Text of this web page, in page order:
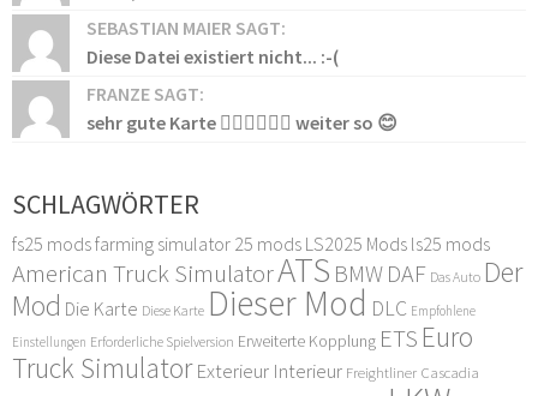
SEBASTIAN MAIER SAGT:
Diese Datei existiert nicht... :-(
FRANZE SAGT:
sehr gute Karte 👍🏻👍🏻👍🏻 weiter so 😊
SCHLAGWÖRTER
fs25 modsfarming simulator 25 mods LS2025 Mods ls25 mods
American Truck SimulatorATS BMW DAF Das Auto Der
Mod Die Karte Diese Karte Dieser Mod DLC Empfohlene
Einstellungen Erforderliche Spielversion Erweiterte Kopplung ETS Euro
Truck Simulator Exterieur Interieur Freightliner Cascadia